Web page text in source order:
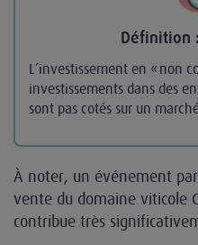
Définition
L’investissement en « non
investissements dans des
sont pas cotés sur un
À noter, un événement
vente du domaine viticole
contribue très